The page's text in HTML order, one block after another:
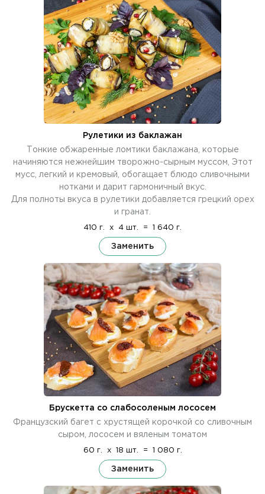
Рулетики из баклажан
Тонкие обжаренные ломтики баклажана, которые
начиняются нежнейшим творожно-сырным муссом, Этот
мусс, легкий и кремовый, обогащает блюдо сливочными
нотками и дарит гармоничный вкус.
Для полноты вкуса в рулетики добавляется грецкий орех
и гранат.
410 г. x 4 шт. = 1 640 г.
Заменить
Брускетта со слабосоленым лососем
Французский багет с хрустящей корочкой со сливочным
сыром, лососем и вяленым томатом
60 г. x 18 шт. = 1 080 г.
Заменить